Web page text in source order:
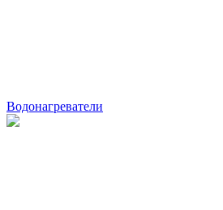
Водонагреватели